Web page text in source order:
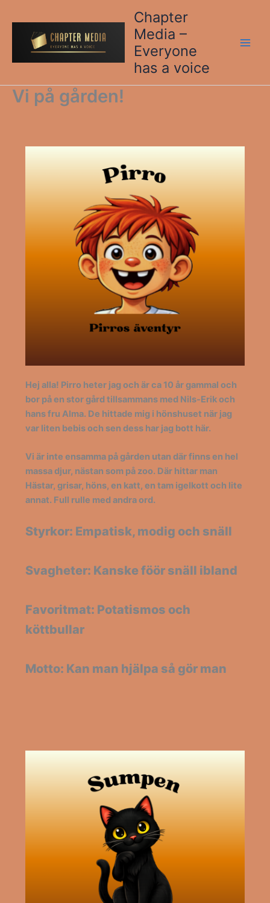
Chapter
Media –
Everyone
has a voice
Vi på gården!
Hej alla! Pirro heter jag och är ca 10 år gammal och
bor på en stor gård tillsammans med Nils-Erik och
hans fru Alma. De hittade mig i hönshuset när jag
var liten bebis och sen dess har jag bott här.
Vi är inte ensamma på gården utan där finns en hel
massa djur, nästan som på zoo. Där hittar man
Hästar, grisar, höns, en katt, en tam igelkott och lite
annat. Full rulle med andra ord.
Styrkor: Empatisk, modig och snäll
Svagheter: Kanske föör snäll ibland
Favoritmat: Potatismos och
köttbullar
Motto: Kan man hjälpa så gör man